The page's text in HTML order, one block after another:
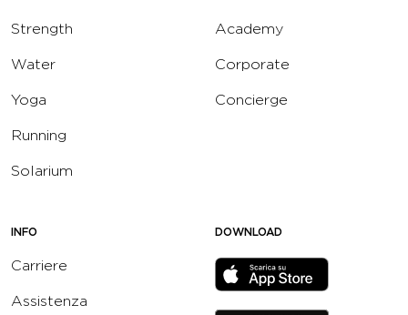
Strength
Water
Yoga
Running
Solarium
Academy
Corporate
Concierge
INFO
Carriere
Assistenza
DOWNLOAD